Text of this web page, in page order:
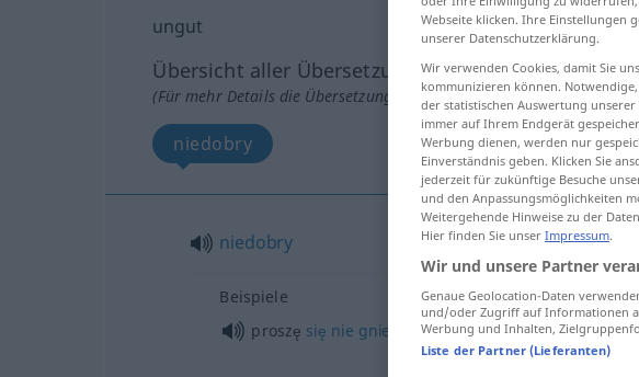
ungut
Übersicht aller Übersetzungen
(Für mehr Details die Übersetzung anklicken/antippen)
niedobry
niedobry
Beispiele
proszę się nie gniewać!
Webseite klicken. Ihre Einstellungen
unserer Datenschutzerklärung.
Wir verwenden Cookies, damit Sie
kommunizieren können.
der statistischen Auswertung
immer auf Ihrem Endgerät
Werbung dienen, werden nur
Einverständnis geben. Klicken Sie
jederzeit für zukünftige Besuche
und den Anpassungsmöglichkeiten
Weitergehende Hinweise zu der
Hier finden Sie unser Impressum.
Wir und unsere Partner
Genaue Geolocation-Daten
und/oder Zugriff auf Informationen
Werbung und Inhalten,
Liste der Partner (Lieferanten)